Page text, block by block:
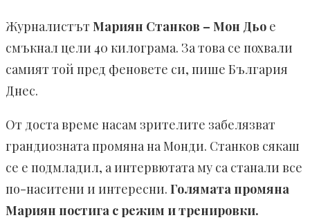
Журналистът Мариян Станков – Мон Дьо е
смъкнал цели 40 килограма. За това се похвали
самият той пред феновете си, пише България
Днес.
От доста време насам зрителите забелязват
грандиозната промяна на Монди. Станков сякаш
се е подмладил, а интервютата му са станали все
по-наситени и интересни. Голямата промяна
Мариян постига с режим и тренировки.